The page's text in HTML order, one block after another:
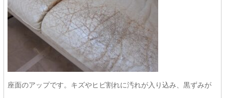
座面のアップです。キズやヒビ割れに汚れが入り込み、黒ずみが